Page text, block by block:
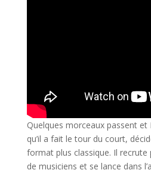
Quelques morceaux passent
qu’il a fait le tour du court,
format plus classique. Il recrute
de musiciens et se lance dans